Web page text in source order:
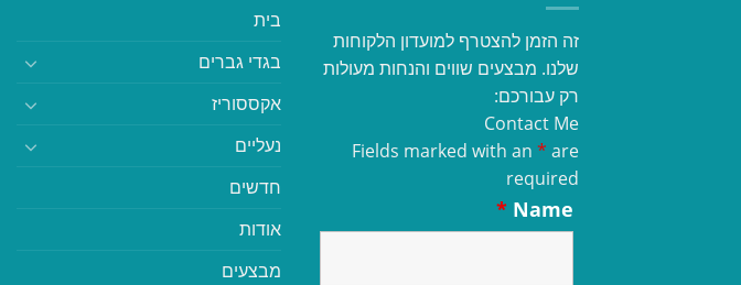
זה הזמן להצטרף למועדון הלקוחות
שלנו. מבצעים שווים והנחות מעולות
רק עבורכם:
Contact Me
Fields marked with an * are
required
Name
*
בית
בגדי גברים
אקססוריז
נעליים
חדשים
אודות
מבצעים